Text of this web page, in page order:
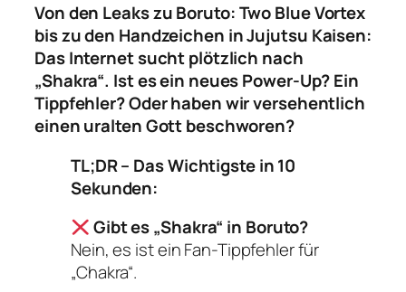
Von den Leaks zuBoruto: Two Blue Vortex
bis zu den Handzeichen inJujutsu Kaisen:
Das Internet sucht plötzlich nach
„Shakra“. Ist es ein neues Power-Up? Ein
Tippfehler? Oder haben wir versehentlich
einen uralten Gott beschworen?
TL;DR – Das Wichtigste in 10
Sekunden:
Gibt es „Shakra“ in Boruto?
Nein, es ist ein Fan-Tippfehler für
„Chakra“.